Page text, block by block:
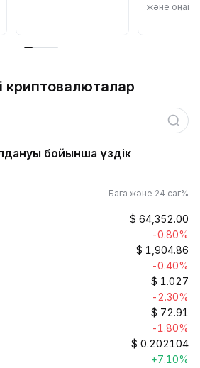
және оңай.
криптовалюталар
бойынша үздік
Баға және 24 сағ%
$ 64,352.00
-0.80%
$ 1,904.86
-0.40%
$ 1.027
-2.30%
$ 72.91
-1.80%
$ 0.202104
+7.10%